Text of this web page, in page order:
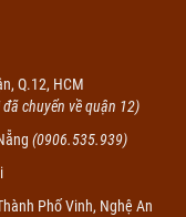
Q.12, HCM
đã chuyển về quận 12)
(0906.535.939)
Phố Vinh, Nghệ An